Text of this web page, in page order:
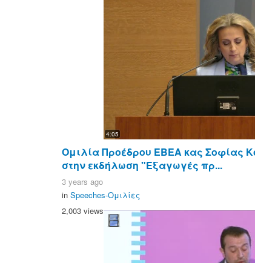
4:05
Ομιλία Προέδρου ΕΒΕΑ κας Σοφίας
στην εκδήλωση "Εξαγωγές πρ...
3 years ago
in Speeches-Ομιλίες
2,003 views